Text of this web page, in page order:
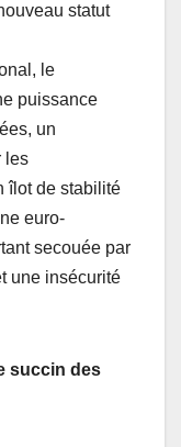
statut
le
puissance
un
les
îlot de stabilité
euro-
secouée par
une insécurité
succin des